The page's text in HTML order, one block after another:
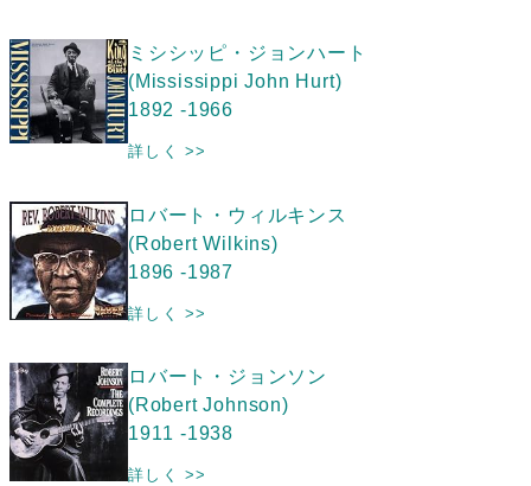
ミシシッピ・ジョンハート
(Mississippi John Hurt)
1892 -1966
詳しく >>
ロバート・ウィルキンス
(Robert Wilkins)
1896 -1987
詳しく >>
ロバート・ジョンソン
(Robert Johnson)
1911 -1938
詳しく >>